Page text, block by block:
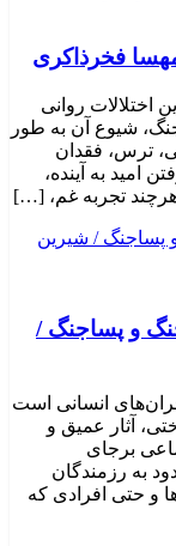
فخرذاکری
اختلالات روانی
شیوع آن به طور
ترس، فقدان
امید به آینده،
تجربه غم، […]
و پساجنگ /
انسانی است
آثار عمیق و
برجای
به رزمندگان
و حتی افرادی که